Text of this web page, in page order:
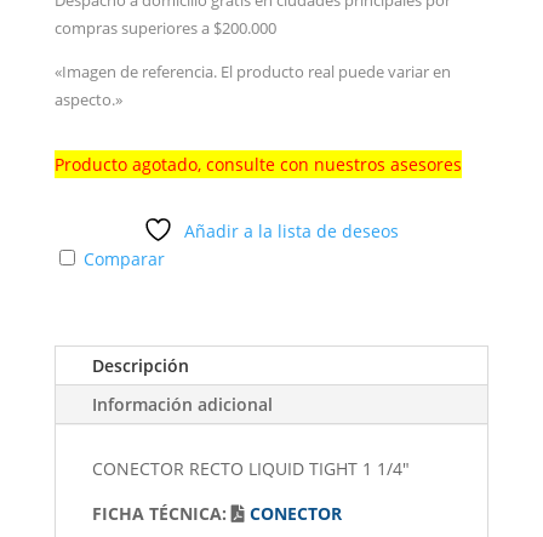
compras superiores a $200.000
«Imagen de referencia. El producto real puede variar en
aspecto.»
Producto agotado, consulte con nuestros asesores
Añadir a la lista de deseos
Comparar
Descripción
Información adicional
CONECTOR RECTO LIQUID TIGHT 1 1/4"
FICHA TÉCNICA:
CONECTOR